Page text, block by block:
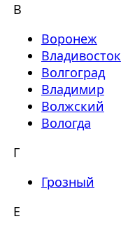
В
Воронеж
Владивосток
Волгоград
Владимир
Волжский
Вологда
Г
Грозный
Е